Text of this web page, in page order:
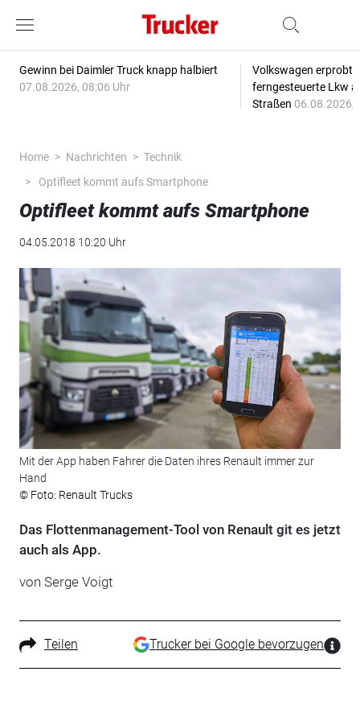
Gewinn bei Daimler Truck knapp halbiert
07.08.2026, 08:06 Uhr
Volkswagen erprobt
ferngesteuerte Lkw
Straßen 06.08.2026,
Home Nachrichten
Technik
Optifleet kommt aufs Smartphone
Optifleet kommt aufs Smartphone
04.05.2018 10:20 Uhr
Mit der App haben Fahrer die Daten ihres Renault immer zur
Hand
© Foto: Renault Trucks
Das Flottenmanagement-Tool von Renault git es jetzt
auch als App.
von Serge Voigt
Teilen Trucker bei Google bevorzugen